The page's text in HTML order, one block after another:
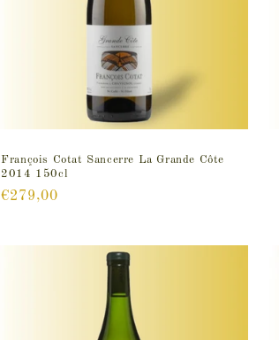
François Cotat Sancerre La Grande Côte
2014 150cl
Prix
€279,00